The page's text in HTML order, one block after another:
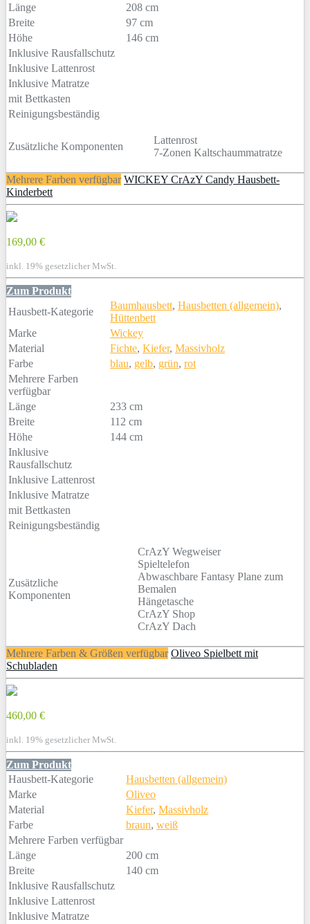
Länge
208 cm
Breite
97 cm
Höhe
146 cm
Inklusive Rausfallschutz
Inklusive Lattenrost
Inklusive Matratze
mit Bettkasten
Reinigungsbeständig
Zusätzliche Komponenten
Lattenrost
7-Zonen Kaltschaummatratze
Mehrere Farben verfügbar WICKEY CrAzY Candy Hausbett-
Kinderbett
169,00 €
inkl. 19% gesetzlicher MwSt.
Zum Produkt
Hausbett-Kategorie
Baumhausbett, Hausbetten (allgemein),
Hüttenbett
Marke
Wickey
Material
Fichte, Kiefer, Massivholz
Farbe
blau, gelb, grün, rot
Mehrere Farben
verfügbar
Länge
233 cm
Breite
112 cm
Höhe
144 cm
Inklusive
Rausfallschutz
Inklusive Lattenrost
Inklusive Matratze
mit Bettkasten
Reinigungsbeständig
Zusätzliche
Komponenten
CrAzY Wegweiser
Spieltelefon
Abwaschbare Fantasy Plane zum
Bemalen
Hängetasche
CrAzY Shop
CrAzY Dach
Mehrere Farben & Größen verfügbar Oliveo Spielbett mit
Schubladen
460,00 €
inkl. 19% gesetzlicher MwSt.
Zum Produkt
Hausbett-Kategorie
Hausbetten (allgemein)
Marke
Oliveo
Material
Kiefer, Massivholz
Farbe
braun, weiß
Mehrere Farben verfügbar
Länge
200 cm
Breite
140 cm
Inklusive Rausfallschutz
Inklusive Lattenrost
Inklusive Matratze